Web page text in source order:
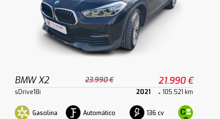
BMW X2 23.990 € 21.990 €
sDrive18i 2021 105.521 km
Gasolina Automático 136 cv